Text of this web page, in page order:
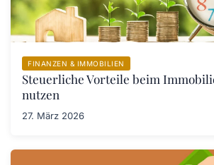
FINANZEN & IMMOBILIEN
Steuerliche Vorteile beim
nutzen
27. März 2026